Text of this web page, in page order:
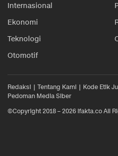
Internasional
Ekonomi
Teknologi
Otomotif
Redaksi Tentang Kami Kode Etik
Pedoman Media Siber
©Copyright 2018 – 2026 ifakta.co All